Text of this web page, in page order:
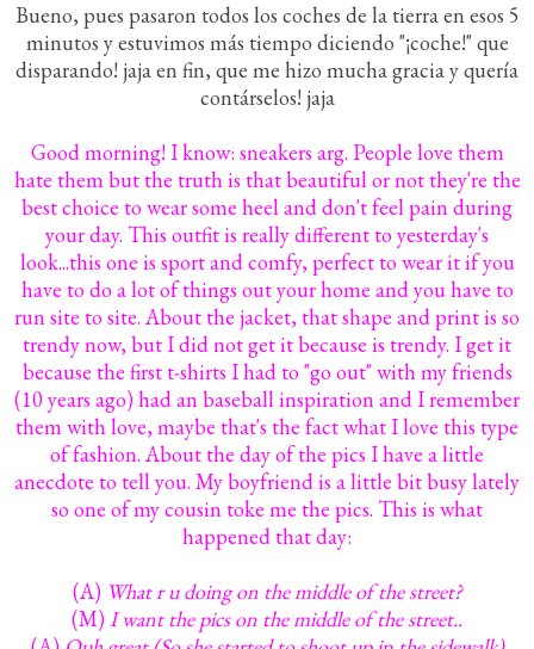
Bueno, pues pasaron todos los coches de la tierra en esos 5
minutos y estuvimos más tiempo diciendo "¡coche!" que
disparando! jaja en fin, que me hizo mucha gracia y quería
contárselos! jaja
Good morning! I know: sneakers arg. People love them
hate them but the truth is that beautiful or not they're the
best choice to wear some heel and don't feel pain during
your day. This outfit is really different to yesterday's
look...this one is sport and comfy, perfect to wear it if you
have to do a lot of things out your home and you have to
run site to site. About the jacket, that shape and print is so
trendy now, but I did not get it because is trendy. I get it
because the first t-shirts I had to "go out" with my friends
(10 years ago) had an baseball inspiration and I remember
them with love, maybe that's the fact what I love this type
of fashion. About the day of the pics I have a little
anecdote to tell you. My boyfriend is a little bit busy lately
so one of my cousin toke me the pics. This is what
happened that day:
(A) What r u doing on the middle of the street?
(M)I want the pics on the middle of the street..